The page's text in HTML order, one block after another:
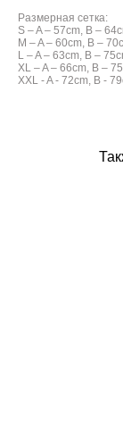
Размерная сетка:
S – A – 57cm, B –
M – A – 60cm, B –
L – A – 63cm, B –
XL – A – 66cm, B –
XXL - A - 72cm, B -